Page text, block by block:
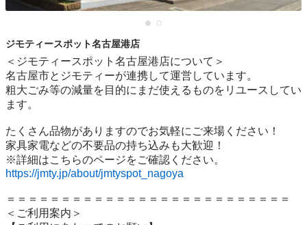
ジモティースポット名古屋港店
＜ジモティースポット名古屋港店について＞
名古屋市とジモティーが連携して運営しています。
粗⼤ごみ等の減量を⽬的にまだ使えるものをリユースしてい
ます。
たくさん品物がありますのでお気軽にご来場ください！
家具家電などの不要品の持ち込みも大歓迎！
https://jmty.jp/about/jmtyspot_nagoya
＝＝＝＝＝＝＝＝＝＝＝＝＝＝＝＝＝＝＝＝＝＝＝＝＝＝
＜ご利用案内＞